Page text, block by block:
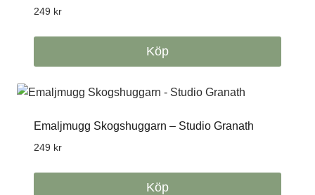
249 kr
Köp
Emaljmugg Skogshuggarn – Studio Granath
249 kr
Köp